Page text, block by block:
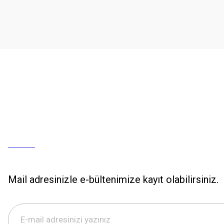
Mail adresinizle e-bültenimize kayıt olabilirsiniz.